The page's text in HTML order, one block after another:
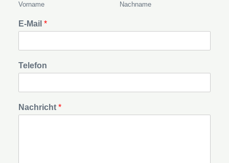
Vorname Nachname
E-Mail *
Telefon
Nachricht *